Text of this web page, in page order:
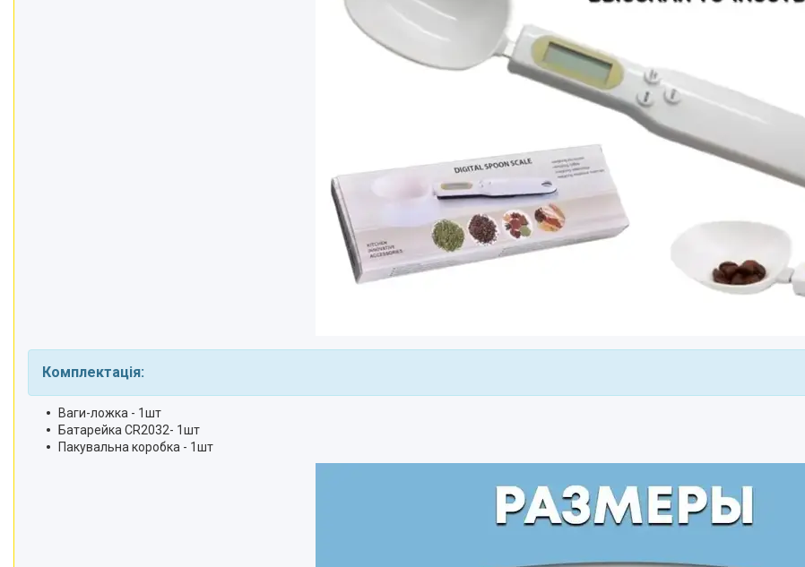
Комплектація:
Ваги-ложка - 1шт
Батарейка CR2032- 1шт
Пакувальна коробка - 1шт